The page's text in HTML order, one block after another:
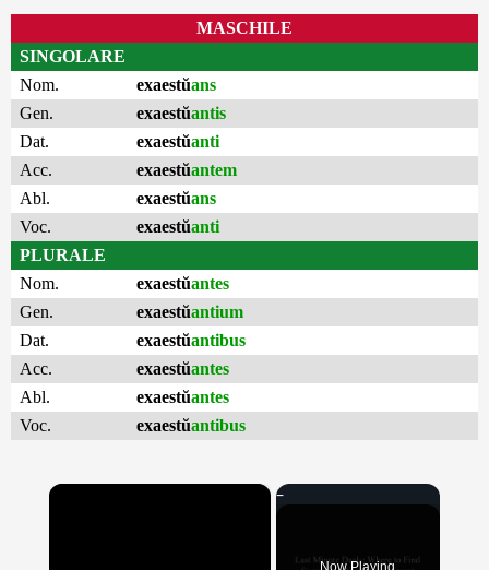
MASCHILE
SINGOLARE
Nom.
exaestŭans
Gen.
exaestŭantis
Dat.
exaestŭanti
Acc.
exaestŭantem
Abl.
exaestŭans
Voc.
exaestŭanti
PLURALE
Nom.
exaestŭantes
Gen.
exaestŭantium
Dat.
exaestŭantibus
Acc.
exaestŭantes
Abl.
exaestŭantes
Voc.
exaestŭantibus
×
Now Playing